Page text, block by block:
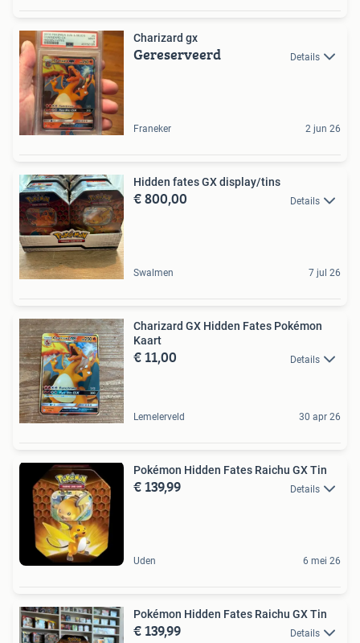
Charizard gx
Gereserveerd Details
Franeker 2 jun 26
Hidden fates GX display/tins
€ 800,00 Details
Swalmen 7 jul 26
Charizard GX Hidden Fates Pokémon
Kaart
€ 11,00 Details
Lemelerveld 30 apr 26
Pokémon Hidden Fates Raichu GX Tin
€ 139,99 Details
Uden 6 mei 26
Pokémon Hidden Fates Raichu GX Tin
€ 139,99 Details